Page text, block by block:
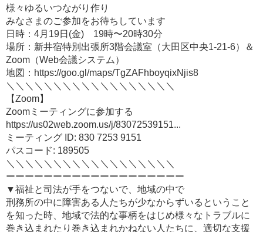
様々ゆるいつながり作り
みなさまのご参加をお待ちしています
日時：4月19日(金) 19時〜20時30分
場所：新井宿特別出張所3階会議室（大田区中央1-21-6）＆
Zoom（Web会議システム）
地図：https://goo.gl/maps/TgZAFhboyqixNjis8
＼＼＼＼＼＼＼＼＼＼＼＼＼＼＼＼＼＼
【Zoom】
Zoomミーティングに参加する
https://us02web.zoom.us/j/83072539151...
ミーティング ID: 830 7253 9151
パスコード: 189505
＼＼＼＼＼＼＼＼＼＼＼＼＼＼＼＼＼＼
ーーーーーーーーーーーーーーーーーーー
▼福祉と司法が手をつないで、地域の中で
刑務所の中に障害ある人たちが少なからずいるということ
を知った時、地域で法的な事柄をはじめ様々なトラブルに
巻き込まれたり巻き込まれかねない人たちに、適切な支援